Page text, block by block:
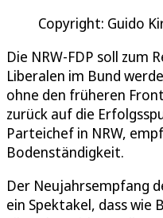
Copyright: Guido
Die NRW-FDP soll zum
Liberalen im Bund
ohne den früheren
zurück auf die
Parteichef in NRW,
Bodenständigkeit.
Der Neujahrsempfang
ein Spektakel, dass wie